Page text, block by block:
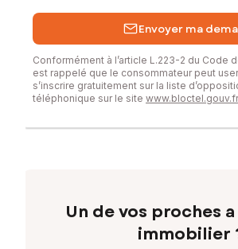
commercial immatriculé au RSAC de
le numéro 921 370 128Envoyer ma
Conformément à l’article L.223-2 du Code
est rappelé que le consommateur peut
s’inscrire gratuitement sur la liste
téléphonique sur le site www.bloctel.gouv.fr
Un de vos proches
immobilier